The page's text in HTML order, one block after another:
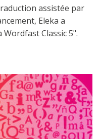
assistée par
Eleka a
Classic 5".